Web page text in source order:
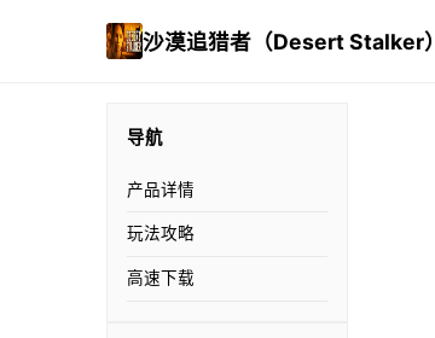
沙漠追猎者（Desert Stalker）
导航
产品详情
玩法攻略
高速下载